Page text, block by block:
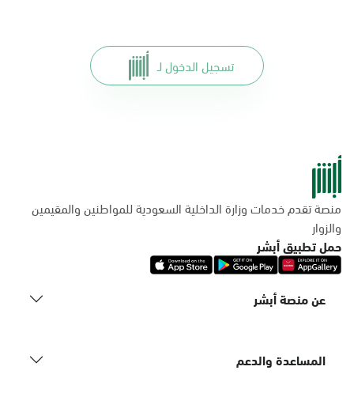
تسجيل الدخول لـ
منصة تقدم خدمات وزارة الداخلية السعودية للمواطنين والمقيمين
والزوار
حمل تطبيق أبشر
عن منصة أبشر
المساعدة والدعم